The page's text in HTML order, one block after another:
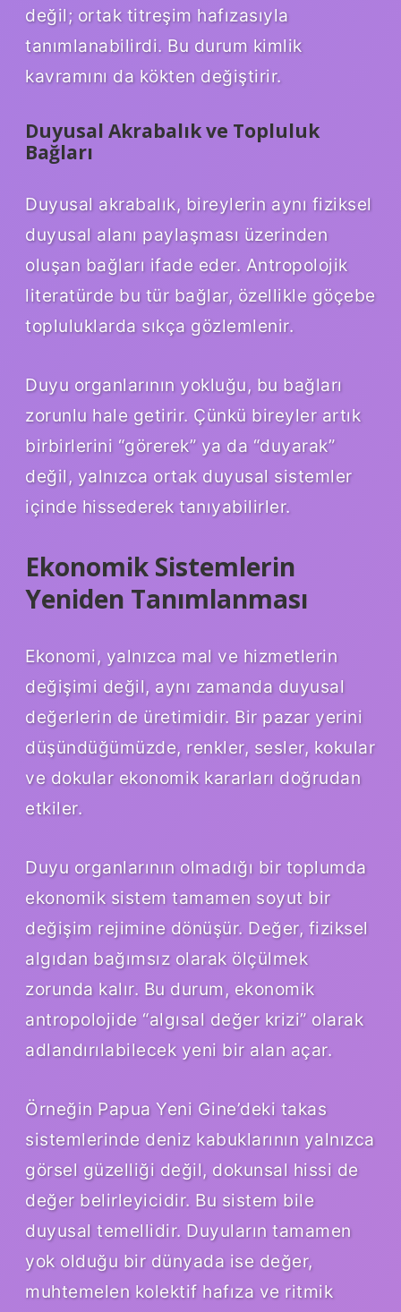
değil; ortak titreşim hafızasıyla
tanımlanabilirdi. Bu durum kimlik
kavramını da kökten değiştirir.
Duyusal Akrabalık ve Topluluk
Bağları
Duyusal akrabalık, bireylerin aynı fiziksel
duyusal alanı paylaşması üzerinden
oluşan bağları ifade eder. Antropolojik
literatürde bu tür bağlar, özellikle göçebe
topluluklarda sıkça gözlemlenir.
Duyu organlarının yokluğu, bu bağları
zorunlu hale getirir. Çünkü bireyler artık
birbirlerini “görerek” ya da “duyarak”
değil, yalnızca ortak duyusal sistemler
içinde hissederek tanıyabilirler.
Ekonomik Sistemlerin
Yeniden Tanımlanması
Ekonomi, yalnızca mal ve hizmetlerin
değişimi değil, aynı zamanda duyusal
değerlerin de üretimidir. Bir pazar yerini
düşündüğümüzde, renkler, sesler, kokular
ve dokular ekonomik kararları doğrudan
etkiler.
Duyu organlarının olmadığı bir toplumda
ekonomik sistem tamamen soyut bir
değişim rejimine dönüşür. Değer, fiziksel
algıdan bağımsız olarak ölçülmek
zorunda kalır. Bu durum, ekonomik
antropolojide “algısal değer krizi” olarak
adlandırılabilecek yeni bir alan açar.
Örneğin Papua Yeni Gine’deki takas
sistemlerinde deniz kabuklarının yalnızca
görsel güzelliği değil, dokunsal hissi de
değer belirleyicidir. Bu sistem bile
duyusal temellidir. Duyuların tamamen
yok olduğu bir dünyada ise değer,
muhtemelen kolektif hafıza ve ritmik